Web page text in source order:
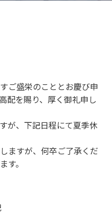
ご盛栄のこととお慶び申
配を賜り、厚く御礼申し
が、下記日程にて夏季休
ますが、何卒ご了承くだ
す。